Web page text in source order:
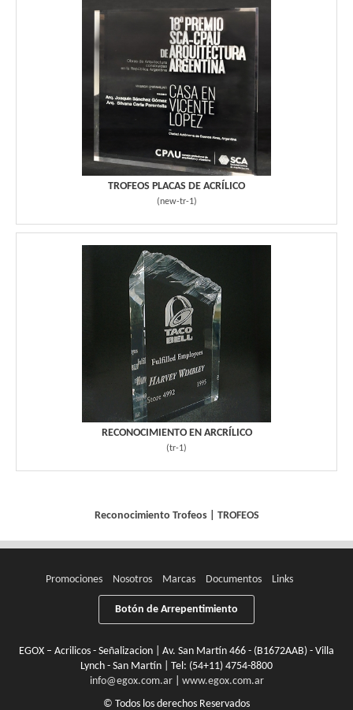
TROFEOS PLACAS DE ACRÍLICO
(new-tr-1)
RECONOCIMIENTO EN ARCRÍLICO
(tr-1)
Reconocimiento Trofeos| TROFEOS
Promociones Nosotros Marcas Documentos Links
Botón de Arrepentimiento
EGOX – Acrilicos - Señalizacion | Av. San Martín 466 - (B1672AAB) - Villa
Lynch - San Martín | Tel: (54+11) 4754-8800
info@egox.com.ar| www.egox.com.ar
© Todos los derechos Reservados